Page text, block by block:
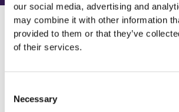
our social media, advertising and
may combine it with other information
provided to them or that they’ve
of their services.
Selection
Necessary